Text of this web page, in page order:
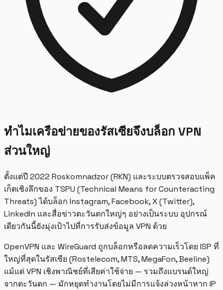
ทำไมเครือข่ายของรัสเซียจึงบล็อก VPN
ส่วนใหญ่
ตั้งแต่ปี 2022 Roskomnadzor (RKN) และระบบตรวจสอบแพ็ค
เก็ตเชิงลึกของ TSPU (Technical Means for Counteracting
Threats) ได้บล็อก Instagram, Facebook, X (Twitter),
LinkedIn และสื่อข่าวตะวันตกใหญ่ๆ อย่างเป็นระบบ อุปกรณ์
เดียวกันนี้ยังมุ่งเป้าไปที่การรับส่งข้อมูล VPN ด้วย
OpenVPN และ WireGuard ถูกบล็อกหรือลดความเร็วโดย ISP ที่
ใหญ่ที่สุดในรัสเซีย (Rostelecom, MTS, MegaFon, Beeline)
แม้แต่ VPN เชิงพาณิชย์ที่เสียค่าใช้จ่าย — รวมถึงแบรนด์ใหญ่
จากตะวันตก — มักหยุดทำงานโดยไม่มีการแจ้งล่วงหน้าหาก IP